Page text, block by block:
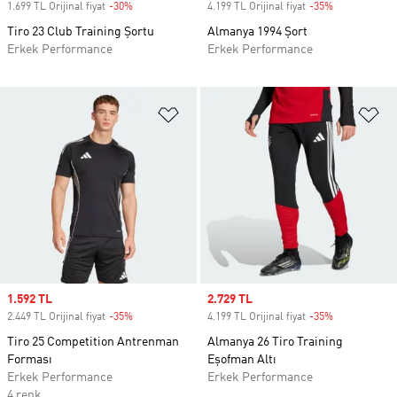
1.699 TL Orijinal fiyat -30%
Tiro 23 Club Training Şortu
Erkek Performance
4.199 TL Orijinal fiyat -35%
Almanya 1994 Şort
Erkek Performance
Favori Listesine Ekle
Sale price
1.592 TL
2.449 TL Orijinal fiyat -35%
Tiro 25 Competition Antrenman
Forması
Erkek Performance
Sale price
2.729 TL
4.199 TL Orijinal fiyat -35%
Almanya 26 Tiro Training
Eşofman Altı
Erkek Performance